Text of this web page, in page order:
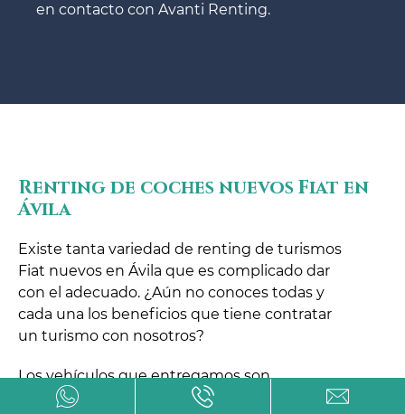
en contacto con Avanti Renting.
Renting de coches nuevos Fiat en
Ávila
Existe tanta variedad de renting de turismos
Fiat nuevos en Ávila que es complicado dar
con el adecuado. ¿Aún no conoces todas y
cada una los beneficios que tiene contratar
un turismo con nosotros?
Los vehículos que entregamos son
absolutamente nuevos. Tras el pago de la